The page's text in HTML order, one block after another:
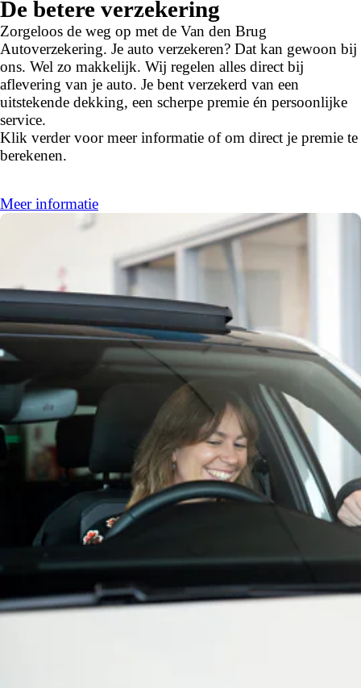
automatische airconditioning, regensensor, keyless entry
en automatisch dimmende binnenspiegel zijn aan boord.
In de Audi Q3 heeft jouw veiligheid en die van jouw
omgeving prioriteit. De camera van de
verkeersborddetectie herkent verschillende soorten
verkeersborden en toont deze op het dashboard. Met het
Lane-keeping systeem ga je nooit onbedoeld over de
streep. Vermoeidheidsherkenning is een systeem dat met
waarschuwing, wat ongelukken kan voorkomen. Je bent
mede dankzij dodehoekdetectie, hill hold functie, frontale
botsbescherming en bandenspanningcontrolesysteem
steeds veilig onderweg.
Wij leveren deze nieuwe auto met volledige
fabrieksgarantie. Maak nu snel een afspraak om deze auto
te bekijken.
Van den Brug is officieel dealer van Volkswagen, Audi,
SEAT, Škoda, CUPRA, Volkswagen Bedrijfswagens en
BYD. Met vijf vestigingen in Friesland en ruim 100 jaar
ervaring bieden we alles wat nodig is om je zorgeloos op
weg te helpen. Of het nu gaat om aankoop, verkoop,
leasing, financiering, verzekering, onderhoud, service of
reparatie: onze specialisten staan klaar voor zowel
zakelijke als particuliere klanten.
Je kunt eenvoudig online contact opnemen of langskomen
bij een van onze vestigingen.
Onze advertenties zijn met grote zorg opgesteld, maar
hieraan kunnen geen rechten worden ontleend. Vertrouw
daarom niet alleen op deze informatie, maar controleer bij
De betere verzekering
Zorgeloos de weg op met de Van den Brug
Autoverzekering. Je auto verzekeren? Dat kan gewoon bij
ons. Wel zo makkelijk. Wij regelen alles direct bij
aflevering van je auto. Je bent verzekerd van een
uitstekende dekking, een scherpe premie én persoonlijke
service.
Klik verder voor meer informatie of om direct je premie te
berekenen.
Meer informatie